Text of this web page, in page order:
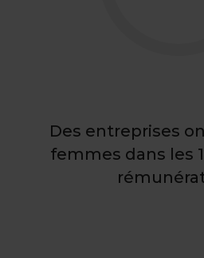
Des entreprises
femmes dans les